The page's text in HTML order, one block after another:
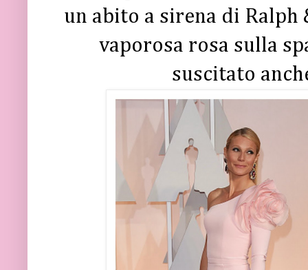
un abito a sirena di Ralph
vaporosa rosa sulla
suscitato